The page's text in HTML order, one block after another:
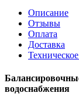
Описание
Отзывы
Оплата
Доставка
водоснабжения